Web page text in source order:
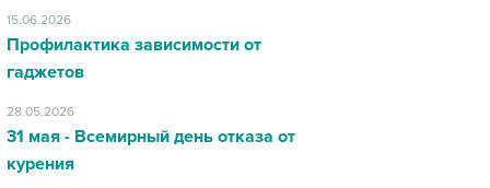
15.06.2026
Профилактика зависимости от
гаджетов
28.05.2026
31 мая - Всемирный день отказа от
курения